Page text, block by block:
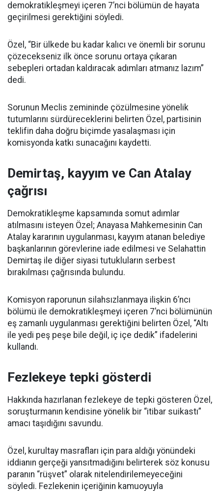
demokratikleşmeyi içeren 7’nci bölümün de hayata
geçirilmesi gerektiğini söyledi.
Özel, “Bir ülkede bu kadar kalıcı ve önemli bir sorunu
çözecekseniz ilk önce sorunu ortaya çıkaran
sebepleri ortadan kaldıracak adımları atmanız lazım”
dedi.
Sorunun Meclis zemininde çözülmesine yönelik
tutumlarını sürdüreceklerini belirten Özel, partisinin
teklifin daha doğru biçimde yasalaşması için
komisyonda katkı sunacağını kaydetti.
Demirtaş, kayyım ve Can Atalay
çağrısı
Demokratikleşme kapsamında somut adımlar
atılmasını isteyen Özel; Anayasa Mahkemesinin Can
Atalay kararının uygulanması, kayyım atanan belediye
başkanlarının görevlerine iade edilmesi ve Selahattin
Demirtaş ile diğer siyasi tutukluların serbest
bırakılması çağrısında bulundu.
Komisyon raporunun silahsızlanmaya ilişkin 6’ncı
bölümü ile demokratikleşmeyi içeren 7’nci bölümünün
eş zamanlı uygulanması gerektiğini belirten Özel, “Altı
ile yedi peş peşe bile değil, iç içe dedik” ifadelerini
kullandı.
Fezlekeye tepki gösterdi
Hakkında hazırlanan fezlekeye de tepki gösteren Özel,
soruşturmanın kendisine yönelik bir “itibar suikastı”
amacı taşıdığını savundu.
Özel, kurultay masrafları için para aldığı yönündeki
iddianın gerçeği yansıtmadığını belirterek söz konusu
paranın “rüşvet” olarak nitelendirilemeyeceğini
söyledi. Fezlekenin içeriğinin kamuoyuyla